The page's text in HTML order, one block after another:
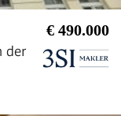
€ 490.000
der